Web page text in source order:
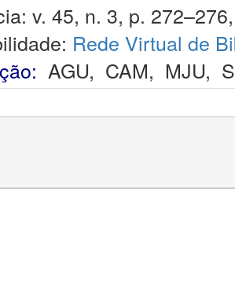
v. 45, n. 3, p.
Rede Virtual de
AGU, CAM, MJU,